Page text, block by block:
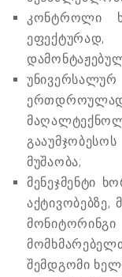
კონტროლი
მუშაობა;
მენეჯმენტი
აქტივობებზე,
შემდგომი